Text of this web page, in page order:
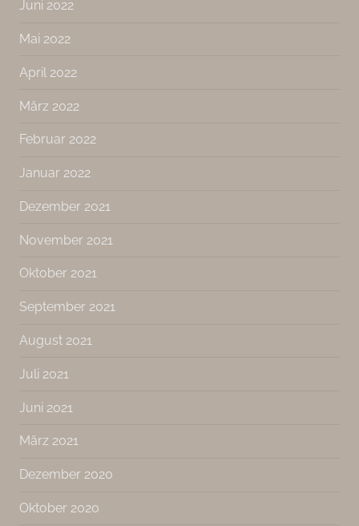
Juni 2022
Mai 2022
April 2022
März 2022
Februar 2022
Januar 2022
Dezember 2021
November 2021
Oktober 2021
September 2021
August 2021
Juli 2021
Juni 2021
März 2021
Dezember 2020
Oktober 2020